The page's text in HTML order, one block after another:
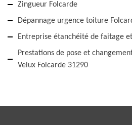
Zingueur Folcarde
Dépannage urgence toiture
Entreprise étanchéité de faitage
Prestations de pose et
Velux Folcarde 31290